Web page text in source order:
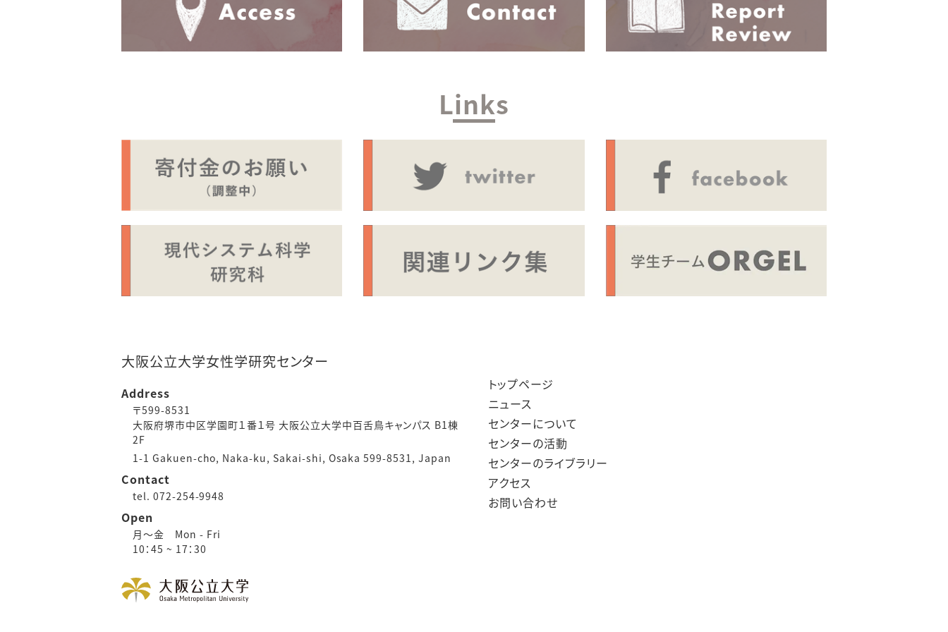
Links
大阪公立大学女性学研究センター
Address
〒599-8531
大阪府堺市中区学園町１番１号 大阪公立大学中百舌鳥キャンパス B1棟
2F
1-1 Gakuen-cho, Naka-ku, Sakai-shi, Osaka 599-8531, Japan
Contact
tel. 072-254-9948
Open
月～金 Mon - Fri
10：45 ~ 17：30
トップページ
ニュース
センターについて
センターの活動
センターのライブラリー
アクセス
お問い合わせ